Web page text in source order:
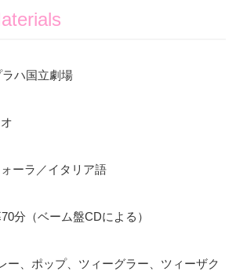
ハ国立劇場
ーラ／イタリア語
70分（ベーム盤CDによる）
ー、ポップ、ツィーグラー、ツィーザク